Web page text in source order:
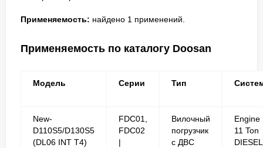
Применяемость: найдено 1 применений.
Применяемость по каталогу Doosan
Модель Серии Тип
New-
D110S5/D130S5
(DL06 INT T4)
FDC01,
FDC02
|
Вилочный
погрузчик
с ДВС
Engine
11 Ton
DIESEL